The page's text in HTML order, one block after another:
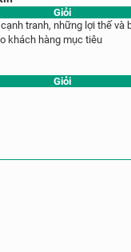
Giỏi
tranh, những lợi thế
khách hàng mục tiêu
Giỏi